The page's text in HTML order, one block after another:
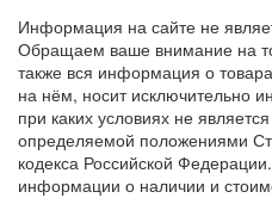
Информация на сайте не
Обращаем ваше внимание на
также вся информация о
на нём, носит исключительно
при каких условиях не
определяемой положениями
кодекса Российской
информации о наличии и